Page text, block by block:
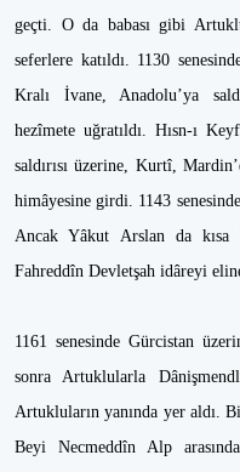
geçti. O da babası gibi
seferlere katıldı. 1130
Kralı İvane, Anadolu’ya
hezîmete uğratıldı. Hısn-ı
saldırısı üzerine, Kurtî,
himâyesine girdi. 1143
Ancak Yâkut Arslan da
Fahreddîn Devletşah idâreyi
1161 senesinde Gürcistan
sonra Artuklularla
Artukluların yanında yer aldı.
Beyi Necmeddîn Alp